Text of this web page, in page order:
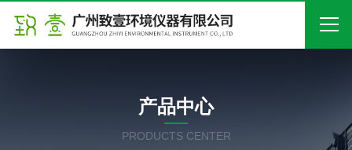
关于我们
产品中心
产品中心
PRODUCTS CENTER